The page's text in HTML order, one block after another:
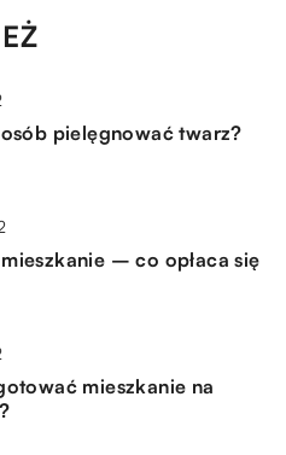
pielęgnować twarz?
– co opłaca się
mieszkanie na